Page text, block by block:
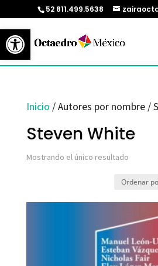
Abrir barra de herramientas
52 811.499.5638
Inicio / Autores por nombre /
Steven White
Mostrando el único resultado